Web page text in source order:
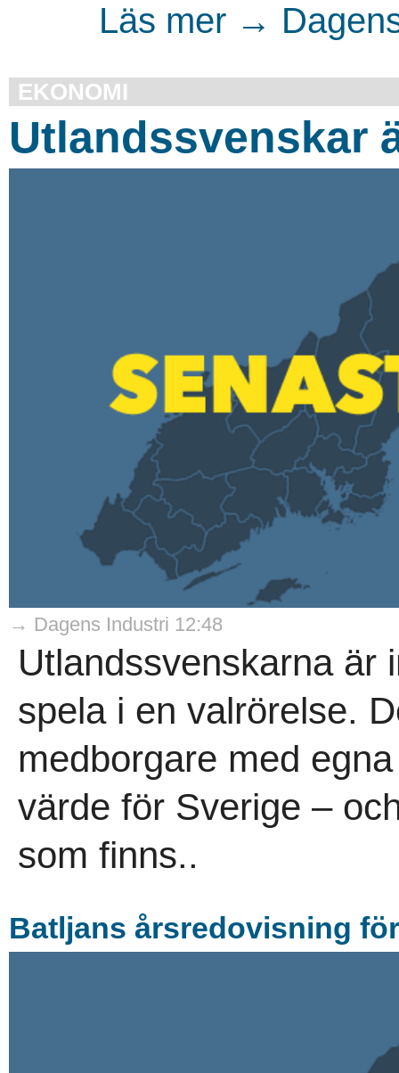
Läs mer →
EKONOMI
Utlandssvenskar
→ Dagens Industri 12:48
Utlandssvenskarna är
spela i en valrörelse.
medborgare med
värde för Sverige –
som finns..
Batljans årsredovisning